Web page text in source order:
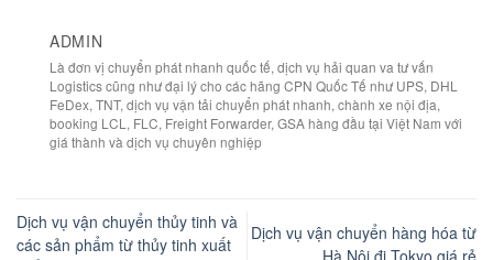
ADMIN
Là đơn vị chuyển phát nhanh quốc tế, dịch vụ hải quan va tư vấn
Logistics cũng như đại lý cho các hãng CPN Quốc Tế như UPS, DHL
FeDex, TNT, dịch vụ vận tải chuyển phát nhanh, chành xe nội địa,
booking LCL, FLC, Freight Forwarder, GSA hàng đầu tại Việt Nam với
giá thành và dịch vụ chuyên nghiệp
Dịch vụ vận chuyển thủy tinh và
các sản phẩm từ thủy tinh xuất
Dịch vụ vận chuyển hàng hóa từ